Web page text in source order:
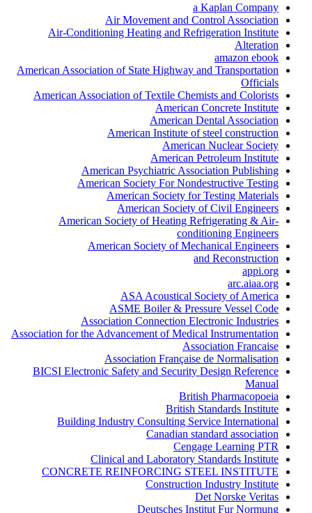
a Kaplan Company
Air Movement and Control Association
Air-Conditioning Heating and Refrigeration Institute
Alteration
amazon ebook
American Association of State Highway and Transportation
Officials
American Association of Textile Chemists and Colorists
American Concrete Institute
American Dental Association
American Institute of steel construction
American Nuclear Society
American Petroleum Institute
American Psychiatric Association Publishing
American Society For Nondestructive Testing
American Society for Testing Materials
American Society of Civil Engineers
American Society of Heating Refrigerating & Air-
conditioning Engineers
American Society of Mechanical Engineers
and Reconstruction
appi.org
arc.aiaa.org
ASA Acoustical Society of America
ASME Boiler & Pressure Vessel Code
Association Connection Electronic Industries
Association for the Advancement of Medical Instrumentation
Association Francaise
Association Française de Normalisation
BICSI Electronic Safety and Security Design Reference
Manual
British Pharmacopoeia
British Standards Institute
Building Industry Consulting Service International
Canadian standard association
Cengage Learning PTR
Clinical and Laboratory Standards Institute
CONCRETE REINFORCING STEEL INSTITUTE
Construction Industry Institute
Det Norske Veritas
Deutsches Institut Fur Normung